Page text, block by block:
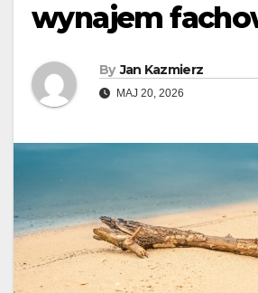
wynajem
By Jan Kazmierz
MAJ 20, 2026